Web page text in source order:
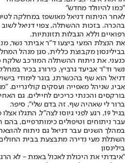
"כמו להיוולד מחדש"
לאחר הניתוח דניאל מאושפז במחלקה
בהכרה. בזכות ההשתלה, צפוי דניאל
רפואיים וללא הגבלות תזונתיות.
את הנצלת המעי ביצעו ד"ר אביתר נשר,
בבילינסון מקבוצת כללית, סגן מנהל
נשר וד"ר אביעד גרביץ, כירורג בכיר
דניאל הוא שף בהכשרתו, בוגר לימודי
בורקסים והכנתי כריכים לחיילים. גם
ברור לי שאהיה שף. זה בדם שלי", סיפר.
בגיל 19, רגע לפני גיוסו לצה"ל, התגלו
עבר ניתוחים וטיפולים כימותרפיים,
במהלך השנים עבר דניאל גם ניתוח
השתלת מעי נדירה מתבצעת בבית החולים
בילינסון
"איבדתי את היכולת לאכול באמת - לא